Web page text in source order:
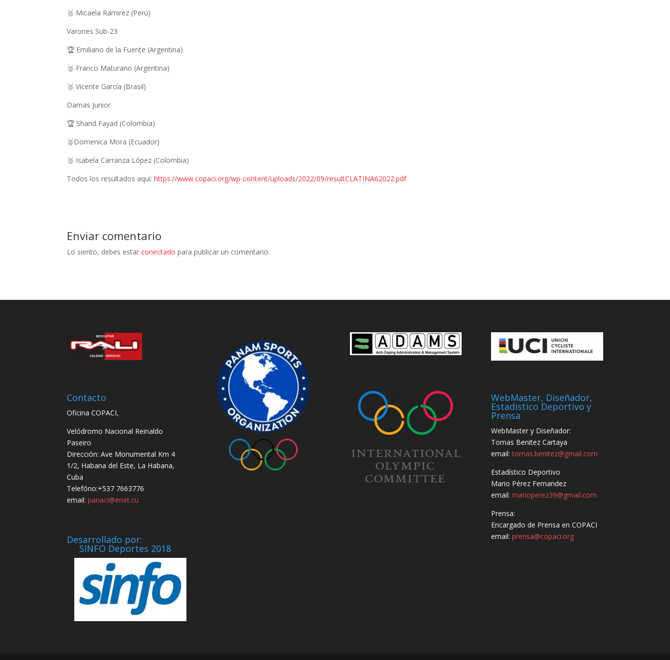
🥉 Micaela Ramirez (Perú)
Varones Sub-23
🏆 Emiliano de la Fuente (Argentina)
🥈 Franco Maturano (Argentina)
🥉 Vicente García (Brasil)
Damas Junior
🏆 Sharid Fayad (Colombia)
🥈Domenica Mora (Ecuador)
🥉 Isabela Carranza López (Colombia)
Todos los resultados aquí:https://www.copaci.org/wp-content/uploads/2022/09/resultCLATINA62022.pdf
Enviar comentario
Lo siento, debes estarconectado para publicar un comentario.
Contacto
Oficina COPACI,
Velódromo Nacional Reinaldo
Paseiro
Dirección: Ave Monumental Km 4
1/2, Habana del Este, La Habana,
Cuba
Telefóno:+537 7663776
email:panaci@enet.cu
Desarrollado por:
SINFO Deportes 2018
WebMaster, Diseñador,
Estadistico Deportivo y
Prensa
WebMaster y Diseñador:
Tomas Benitez Cartaya
email:tomas.benitez@gmail.com
Estadístico Deportivo
Mario Pérez Fernandez
email:marioperez39@gmail.com
Prensa:
Encargado de Prensa en COPACI
email:prensa@copaci.org